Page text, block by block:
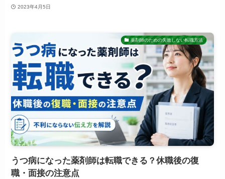
2023年4月5日
薬剤師のための失敗しない転職方法
うつ病になった薬剤師は転職できる？休職後の復
職・面接の注意点